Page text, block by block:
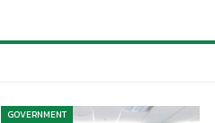
GOVERNMENT